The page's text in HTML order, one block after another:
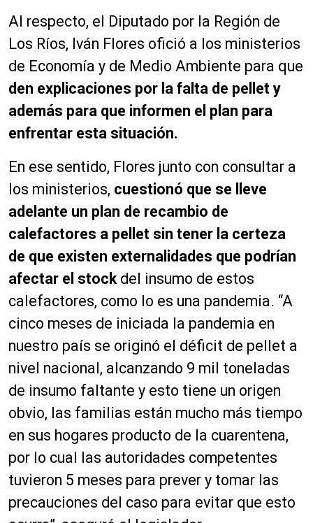
Al respecto, el Diputado por la Región de
Los Ríos, Iván Flores ofició a los ministerios
de Economía y de Medio Ambiente para que
den explicaciones por la falta de pellet y
además para que informen el plan para
enfrentar esta situación.
En ese sentido, Flores junto con consultar a
los ministerios, cuestionó que se lleve
adelante un plan de recambio de
calefactores a pellet sin tener la certeza
de que existen externalidades que podrían
afectar el stock del insumo de estos
calefactores, como lo es una pandemia. “A
cinco meses de iniciada la pandemia en
nuestro país se originó el déficit de pellet a
nivel nacional, alcanzando 9 mil toneladas
de insumo faltante y esto tiene un origen
obvio, las familias están mucho más tiempo
en sus hogares producto de la cuarentena,
por lo cual las autoridades competentes
tuvieron 5 meses para prever y tomar las
precauciones del caso para evitar que esto